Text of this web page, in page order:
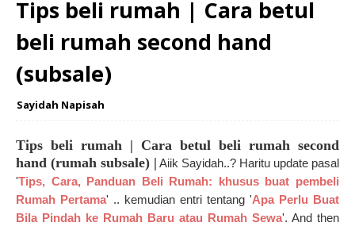
Tips beli rumah | Cara betul
beli rumah second hand
(subsale)
Sayidah Napisah
Tips beli rumah | Cara betul beli rumah second
hand (rumah subsale) | Aiik Sayidah..? Haritu update pasal
'Tips, Cara, Panduan Beli Rumah: khusus buat pembeli
Rumah Pertama' .. kemudian entri tentang 'Apa Perlu Buat
Bila Pindah ke Rumah Baru atau Rumah Sewa'. And then